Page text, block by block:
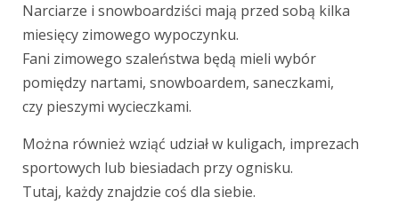
Narciarze i snowboardziści mają przed sobą kilka
miesięcy zimowego wypoczynku.
Fani zimowego szaleństwa będą mieli wybór
pomiędzy nartami, snowboardem, saneczkami,
czy pieszymi wycieczkami.
Można również wziąć udział w kuligach, imprezach
sportowych lub biesiadach przy ognisku.
Tutaj, każdy znajdzie coś dla siebie.